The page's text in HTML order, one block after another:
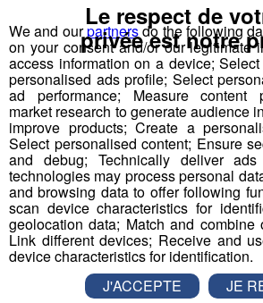
déjeuner à domicileet en direct !
Croissants, pains au chocolat et
ingrédients parfaits pour bien
Qui sait, vous serez peut-être le
portes à Jessica ?
Inscrivez-vous ici
Partager sur
We and ourpartnersdo the following
on your consent and/or our legitimate
access information on a device;
personalised ads profile; Select
ad performance; Measure content
market research to generate audience
improve products; Create a
Select personalised content; Ensure
and debug; Technically deliver
technologies may process personal
and browsing data to offer following
scan device characteristics for
geolocation data; Match and combine
Link different devices; Receive and
device characteristics for identification.
Le respect de
privée est notre
J'ACCEPTE
JE